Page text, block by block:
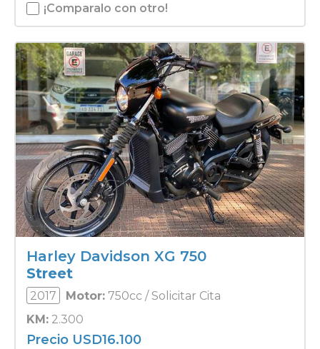
¡Comparalo con otro!
Harley Davidson XG 750
Street
2017 Motor: 750cc / Solicitar Cita
KM: 2.300
Precio USD16.100